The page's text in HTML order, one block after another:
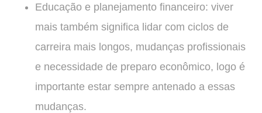
Educação e planejamento financeiro: viver
mais também significa lidar com ciclos de
carreira mais longos, mudanças profissionais
e necessidade de preparo econômico, logo é
importante estar sempre antenado a essas
mudanças.